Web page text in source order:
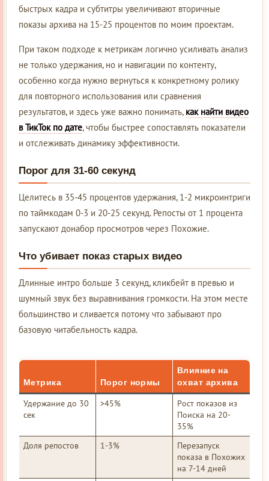
быстрых кадра и субтитры увеличивают вторичные
показы архива на 15-25 процентов по моим проектам.
При таком подходе к метрикам логично усиливать анализ
не только удержания, но и навигации по контенту,
особенно когда нужно вернуться к конкретному ролику
для повторного использования или сравнения
результатов, и здесь уже важно понимать, как найти видео
в ТикТок по дате, чтобы быстрее сопоставлять показатели
и отслеживать динамику эффективности.
Порог для 31-60 секунд
Целитесь в 35-45 процентов удержания, 1-2 микроинтриги
по таймкодам 0-3 и 20-25 секунд. Репосты от 1 процента
запускают донабор просмотров через Похожие.
Что убивает показ старых видео
Длинные интро больше 3 секунд, кликбейт в превью и
шумный звук без выравнивания громкости. На этом месте
большинство и сливается потому что забывают про
базовую читабельность кадра.
Метрика Порог нормы
Влияние на
охват архива
Удержание до 30
сек
>45%
Рост показов из
Поиска на 20-
35%
Доля репостов
1-3%
Перезапуск
показа в Похожих
на 7-14 дней